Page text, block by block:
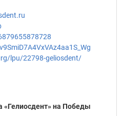
lpu/22798-geliosdent/
«Гелиосдент» на Победы